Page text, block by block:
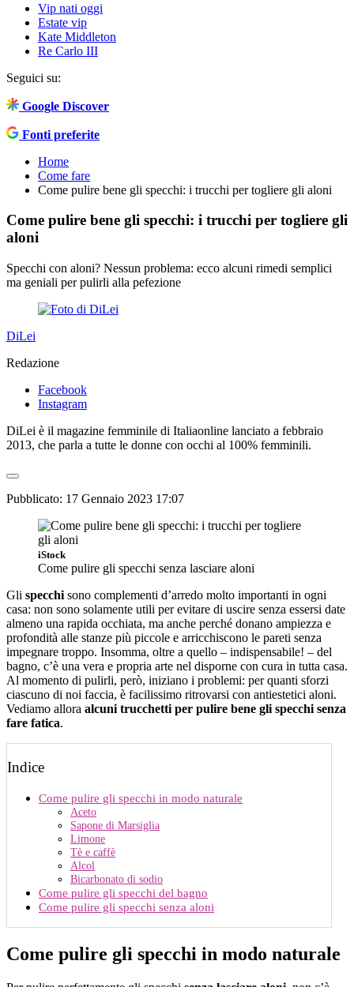
Vip nati oggi
Estate vip
Kate Middleton
Re Carlo III
Seguici su:
Google Discover
Fonti preferite
Home
Come fare
Come pulire bene gli specchi: i trucchi per togliere gli aloni
Come pulire bene gli specchi: i trucchi per togliere gli
aloni
Specchi con aloni? Nessun problema: ecco alcuni rimedi semplici
ma geniali per pulirli alla pefezione
DiLei
Redazione
Facebook
Instagram
DiLei è il magazine femminile di Italiaonline lanciato a febbraio
2013, che parla a tutte le donne con occhi al 100% femminili.
Pubblicato: 17 Gennaio 2023 17:07
iStock
Come pulire gli specchi senza lasciare aloni
Gli specchi sono complementi d’arredo molto importanti in ogni
casa: non sono solamente utili per evitare di uscire senza essersi date
almeno una rapida occhiata, ma anche perché donano ampiezza e
profondità alle stanze più piccole e arricchiscono le pareti senza
impegnare troppo. Insomma, oltre a quello – indispensabile! – del
bagno, c’è una vera e propria arte nel disporne con cura in tutta casa.
Al momento di pulirli, però, iniziano i problemi: per quanti sforzi
ciascuno di noi faccia, è facilissimo ritrovarsi con antiestetici aloni.
Vediamo allora alcuni trucchetti per pulire bene gli specchi senza
fare fatica.
Indice
Come pulire gli specchi in modo naturale
Aceto
Sapone di Marsiglia
Limone
Tè e caffè
Alcol
Bicarbonato di sodio
Come pulire gli specchi del bagno
Come pulire gli specchi senza aloni
Come pulire gli specchi in modo naturale